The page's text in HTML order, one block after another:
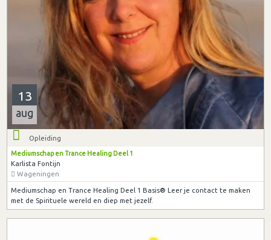
13
aug
Opleiding
Mediumschap en Trance Healing Deel 1
Karlista Fontijn
Wageningen
Mediumschap en Trance Healing Deel 1 Basis® Leer je contact te maken
met de Spirituele wereld en diep met jezelf.